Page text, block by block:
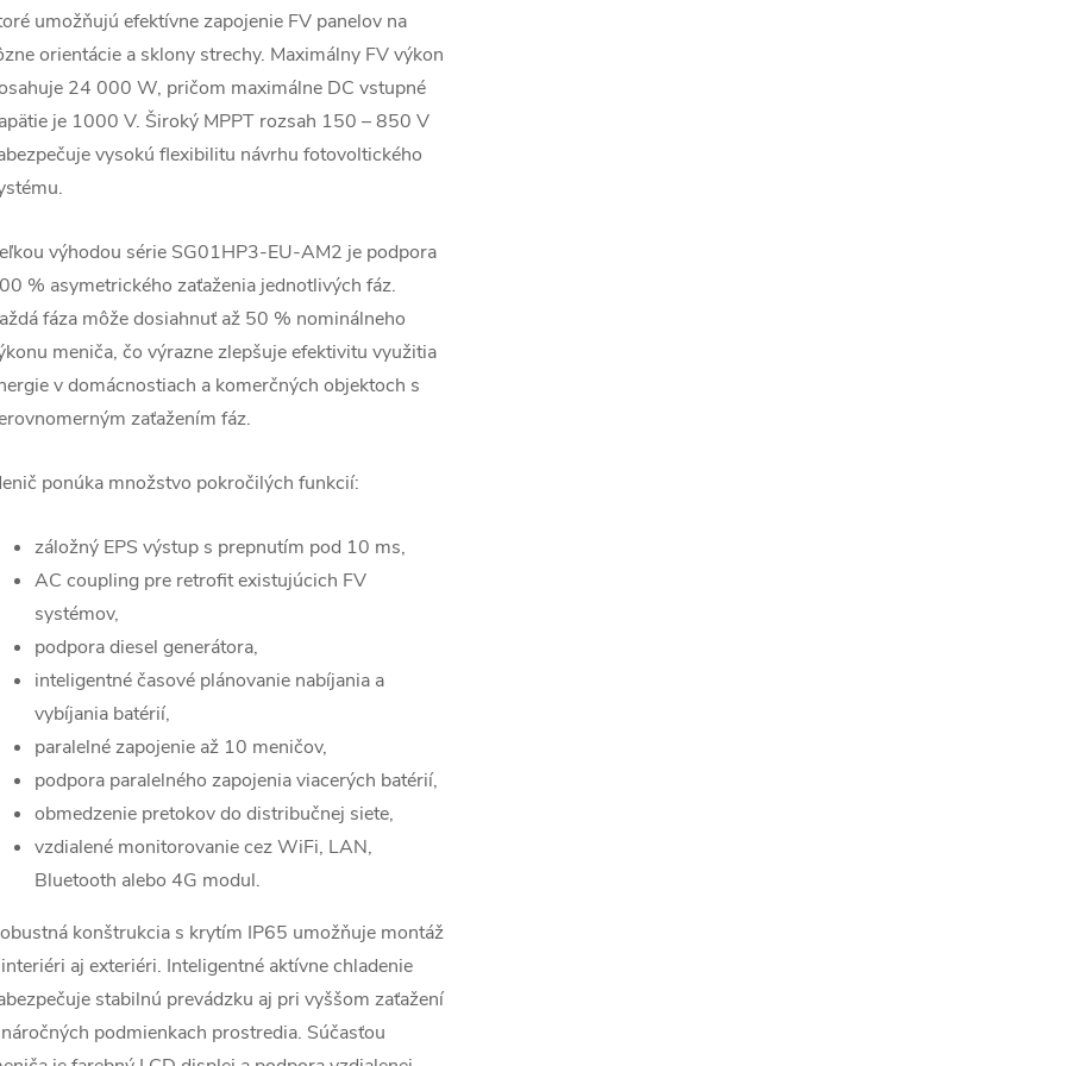
umožňujú efektívne zapojenie FV panelov na
orientácie a sklony strechy. Maximálny FV výkon
24 000 W, pričom maximálne DC vstupné
je 1000 V. Široký MPPT rozsah 150 – 850 V
vysokú flexibilitu návrhu fotovoltického
výhodou série SG01HP3-EU-AM2 je podpora
% asymetrického zaťaženia jednotlivých fáz.
fáza môže dosiahnuť až 50 % nominálneho
meniča, čo výrazne zlepšuje efektivitu využitia
v domácnostiach a komerčných objektoch s
zaťažením fáz.
ponúka množstvo pokročilých funkcií:
záložný EPS výstup s prepnutím pod 10 ms,
AC coupling pre retrofit existujúcich FV
systémov,
podpora diesel generátora,
inteligentné časové plánovanie nabíjania a
vybíjania batérií,
paralelné zapojenie až 10 meničov,
podpora paralelného zapojenia viacerých batérií,
obmedzenie pretokov do distribučnej siete,
vzdialené monitorovanie cez WiFi, LAN,
Bluetooth alebo 4G modul.
konštrukcia s krytím IP65 umožňuje montáž
aj exteriéri. Inteligentné aktívne chladenie
stabilnú prevádzku aj pri vyššom zaťažení
podmienkach prostredia. Súčasťou